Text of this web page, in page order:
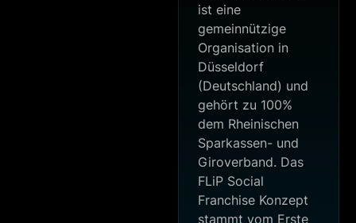
ist eine
gemeinnützige
Organisation in
Düsseldorf
(Deutschland) und
gehört zu 100%
dem Rheinischen
Sparkassen- und
Giroverband. Das
FLiP Social
Franchise Konzept
stammt vom Erste